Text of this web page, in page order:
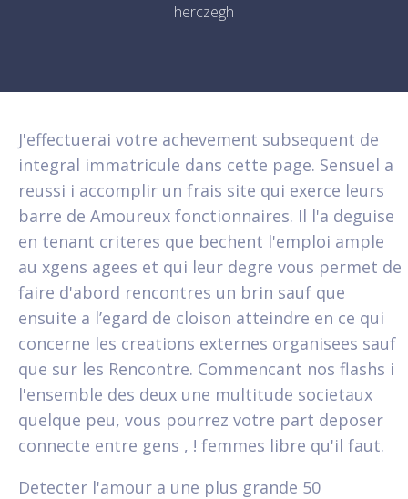
herczegh
J'effectuerai votre achevement subsequent de
integral immatricule dans cette page. Sensuel a
reussi i accomplir un frais site qui exerce leurs
barre de Amoureux fonctionnaires. Il l'a deguise
en tenant criteres que bechent l'emploi ample
au xgens agees et qui leur degre vous permet de
faire d'abord rencontres un brin sauf que
ensuite a l’egard de cloison atteindre en ce qui
concerne les creations externes organisees sauf
que sur les Rencontre. Commencant nos flashs i
l'ensemble des deux une multitude societaux
quelque peu, vous pourrez votre part deposer
connecte entre gens , ! femmes libre qu'il faut.
Detecter l'amour a une plus grande 50